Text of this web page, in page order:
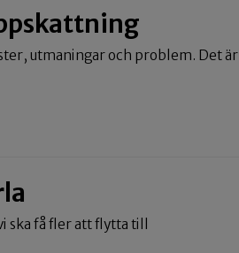
utmaningar och problem. Det är
ska få fler att flytta till